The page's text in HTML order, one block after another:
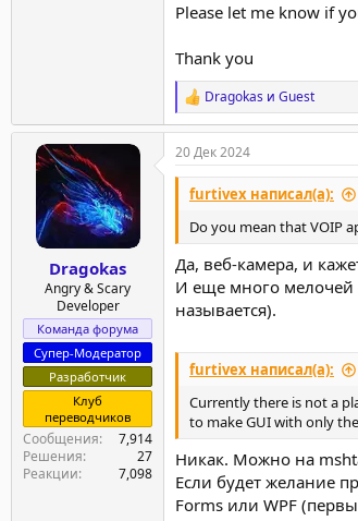
Please let me know if
Thank you
Р
е
а
к
ц
и
Dragokas и Guest
Dragokas
Angry & Scary
Developer
Команда форума
Супер-Модератор
Разработчик
Клуб
переводчиков
Сообщения
7,914
Решения
27
Реакции
7,098
20 Дек 2024
furtivex написал(а):
Do you mean that VOIP
Да, веб-камера, и
И еще много мелочей
называется).
furtivex написал(а):
Currently there is not a
to make GUI with only
Никак. Можно на
Если будет желание
Forms или WPF